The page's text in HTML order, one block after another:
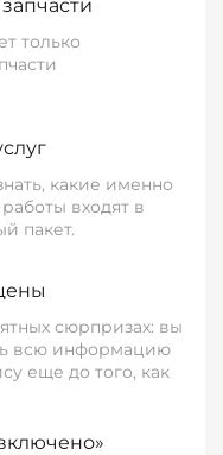
только
какие именно
входят в
пакет.
сюрпризах: вы
всю информацию
еще до того, как